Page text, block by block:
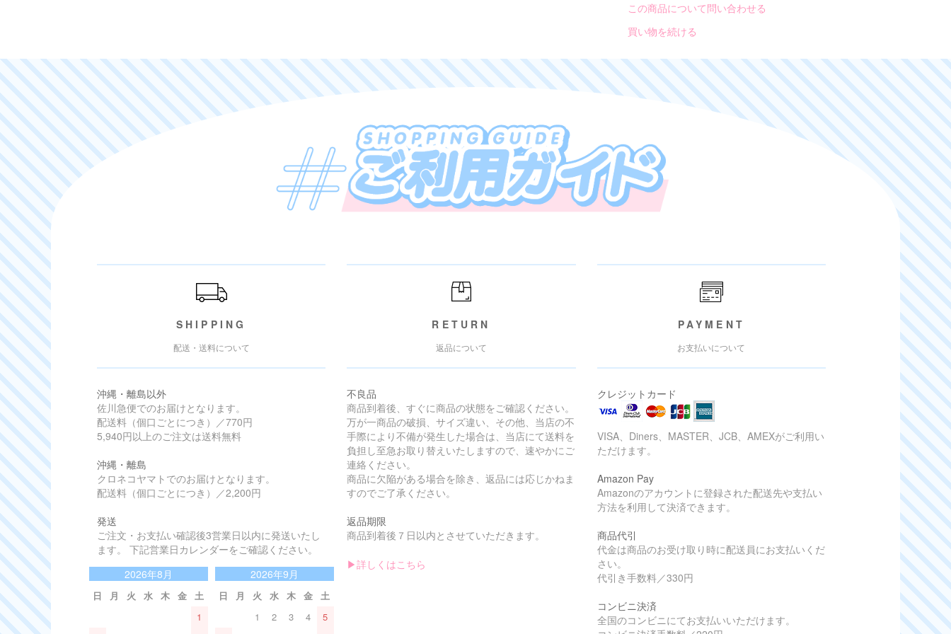
この商品について問い合わせる
買い物を続ける
SHIPPING
配送・送料について
沖縄・離島以外
佐川急便でのお届けとなります。
配送料（個口ごとにつき）／770円
5,940円以上のご注文は送料無料
沖縄・離島
クロネコヤマトでのお届けとなります。
配送料（個口ごとにつき）／2,200円
発送
ご注文・お支払い確認後3営業日以内に発送いたし
ます。 下記営業日カレンダーをご確認ください。
2026年8月
日 月 火 水 木 金 土
1
2026年9月
日 月 火 水 木 金 土
1
2 3 4
5
RETURN
返品について
不良品
商品到着後、すぐに商品の状態をご確認ください。
万が一商品の破損、サイズ違い、その他、当店の不
手際により不備が発生した場合は、当店にて送料を
負担し至急お取り替えいたしますので、速やかにご
連絡ください。
商品に欠陥がある場合を除き、返品には応じかねま
すのでご了承ください。
返品期限
商品到着後７日以内とさせていただきます。
▶︎詳しくはこちら
PAYMENT
お支払いについて
クレジットカード
VISA、Diners、MASTER、JCB、AMEXがご利用い
ただけます。
Amazon Pay
Amazonのアカウントに登録された配送先や支払い
方法を利用して決済できます。
商品代引
代金は商品のお受け取り時に配送員にお支払いくだ
さい。
代引き手数料／330円
コンビニ決済
全国のコンビニにてお支払いいただけます。